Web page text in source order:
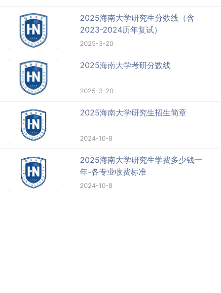
2025海南大学研究生分数线（含
2023-2024历年复试）
2025-3-20
2025海南大学考研分数线
2025-3-20
2025海南大学研究生招生简章
2024-10-8
2025海南大学研究生学费多少钱一
年-各专业收费标准
2024-10-8